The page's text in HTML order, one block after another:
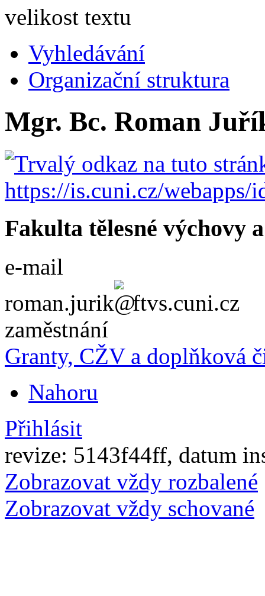
velikost textu
Vyhledávání
Organizační struktura
Mgr. Bc. Roman
Fakulta tělesné výchovy
e-mail
roman.jurik
ftvs.cuni.cz
zaměstnání
Granty, CŽV a doplňková
Nahoru
Přihlásit
revize: 5143f44ff, datum
Zobrazovat vždy rozbalené
Zobrazovat vždy schované